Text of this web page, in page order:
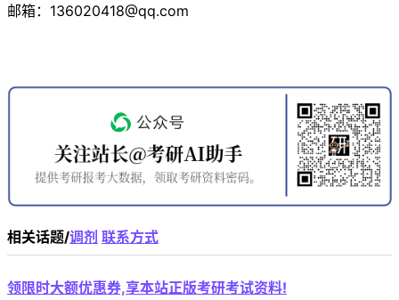
邮箱：136020418@qq.com
相关话题/调剂 联系方式
领限时大额优惠券,享本站正版考研考试资料!